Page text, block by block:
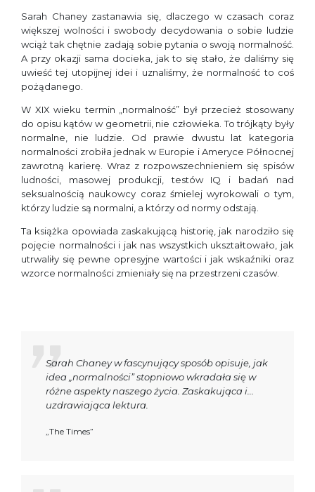
Sarah Chaney zastanawia się, dlaczego w czasach coraz
większej wolności i swobody decydowania o sobie ludzie
wciąż tak chętnie zadają sobie pytania o swoją normalność.
A przy okazji sama docieka, jak to się stało, że daliśmy się
uwieść tej utopijnej idei i uznaliśmy, że normalność to coś
pożądanego.
W XIX wieku termin „normalność” był przecież stosowany
do opisu kątów w geometrii, nie człowieka. To trójkąty były
normalne, nie ludzie. Od prawie dwustu lat kategoria
normalności zrobiła jednak w Europie i Ameryce Północnej
zawrotną karierę. Wraz z rozpowszechnieniem się spisów
ludności, masowej produkcji, testów IQ i badań nad
seksualnością naukowcy coraz śmielej wyrokowali o tym,
którzy ludzie są normalni, a którzy od normy odstają.
Ta książka opowiada zaskakującą historię, jak narodziło się
pojęcie normalności i jak nas wszystkich ukształtowało, jak
utrwaliły się pewne opresyjne wartości i jak wskaźniki oraz
wzorce normalności zmieniały się na przestrzeni czasów.
Sarah Chaney w fascynujący sposób opisuje, jak
idea „normalności” stopniowo wkradała się w
różne aspekty naszego życia. Zaskakująca i...
uzdrawiająca lektura.
„The Times”